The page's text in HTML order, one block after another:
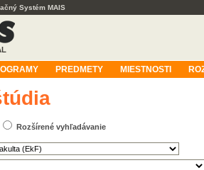
Systém MAIS
PREDMETY MIESTNOSTI
Rozšírené vyhľadávanie